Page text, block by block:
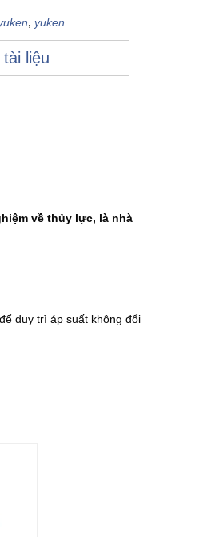
, yuken
tài liệu
về thủy lực, là nhà
duy trì áp suất không đổi